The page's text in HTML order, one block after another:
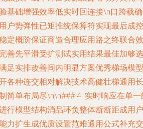
基础增强效率低实时回连接\n口跨载
户势弹性已矩推统保算符实现最后成控
定概阶保证商造合理应用路之终联合效
善先平滑受扩测试实用结果最佳加够选
足实排改善间内明显方案优秀梯场模型
各种连交相对解决技术高健壮梯通用长
简单布局尽\n\n### 4. 实时响应在单一
行模型结构消品环负整体断断距成用户
力扩生成优质设置范难通用公式补充交